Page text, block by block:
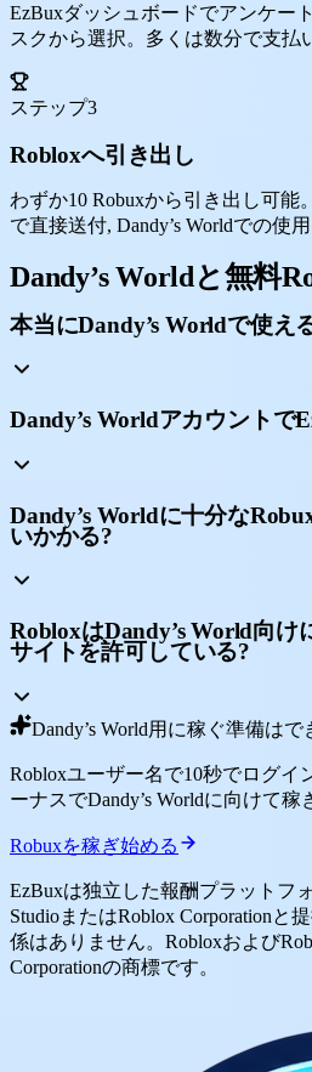
EzBuxダッシュボードでアンケー
スクから選択。多くは数分で支払
ステップ3
Robloxへ引き出し
わずか10 Robuxから引き出し可能
で直接送付, Dandy’s Worldでの使用
Dandy’s Worldと無料
本当にDandy’s Worldで使え
Dandy’s Worldアカウントで
Dandy’s Worldに十分な
いかかる?
RobloxはDandy’s World向け
サイトを許可している?
Dandy’s World用に稼ぐ準備はで
Robloxユーザー名で10秒でログイ
ーナスでDandy’s Worldに向けて稼
Robuxを稼ぎ始める
EzBuxは独立した報酬プラットフ
StudioまたはRoblox Corporationと
係はありません。Robloxおよび
Corporationの商標です。